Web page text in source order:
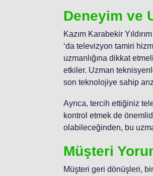
Deneyim ve
Kazım Karabekir Yıldırım
‘da televizyon tamiri
uzmanlığına dikkat
etkiler. Uzman
son teknolojiye sahip
Ayrıca, tercih ettiğiniz
kontrol etmek de
olabileceğinden, bu
Müşteri
Müşteri geri dönüşleri,